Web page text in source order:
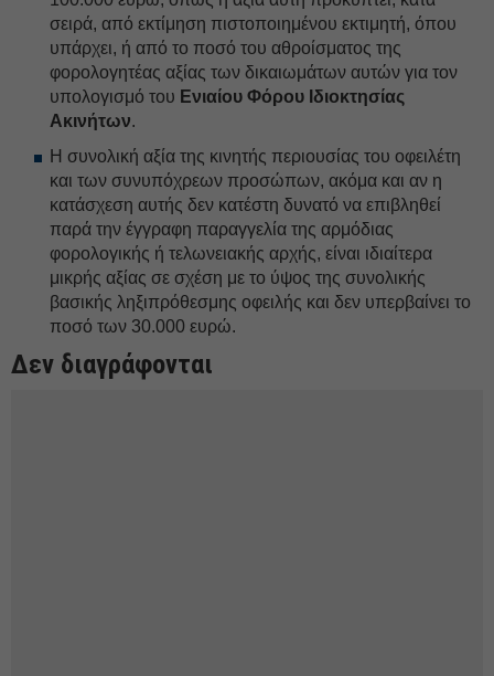
σειρά, από εκτίμηση πιστοποιημένου εκτιμητή, όπου
υπάρχει, ή από το ποσό του αθροίσματος της
φορολογητέας αξίας των δικαιωμάτων αυτών για τον
υπολογισμό του Ενιαίου Φόρου Ιδιοκτησίας
Ακινήτων.
Η συνολική αξία της κινητής περιουσίας του οφειλέτη
και των συνυπόχρεων προσώπων, ακόμα και αν η
κατάσχεση αυτής δεν κατέστη δυνατό να επιβληθεί
παρά την έγγραφη παραγγελία της αρμόδιας
φορολογικής ή τελωνειακής αρχής, είναι ιδιαίτερα
μικρής αξίας σε σχέση με το ύψος της συνολικής
βασικής ληξιπρόθεσμης οφειλής και δεν υπερβαίνει το
ποσό των 30.000 ευρώ.
Δεν διαγράφονται